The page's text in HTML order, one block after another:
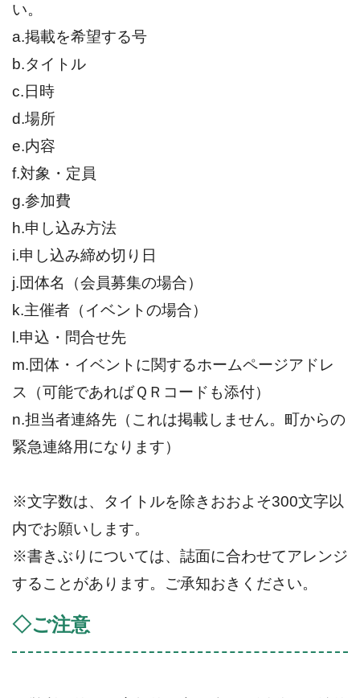
い。
a.掲載を希望する号
b.タイトル
c. 日時
d.場所
e.内容
f.対象・定員
g.参加費
h.申し込み方法
i.申し込み締め切り日
j.団体名（会員募集の場合）
k.主催者（イベントの場合）
l.申込・問合せ先
m.団体・イベントに関するホームページアドレ
ス（可能であればＱＲコードも添付）
n.担当者連絡先（これは掲載しません。町からの
緊急連絡用になります）
※文字数は、タイトルを除きおおよそ300文字以
内でお願いします。
※書きぶりについては、誌面に合わせてアレンジ
することがあります。ご承知おきください。
◇ご注意